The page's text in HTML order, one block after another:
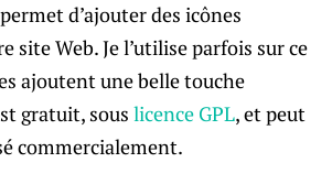
d’ajouter des icônes
site Web. Je l’utilise parfois sur ce
ajoutent une belle touche
gratuit, sous licence GPL, et peut
commercialement.